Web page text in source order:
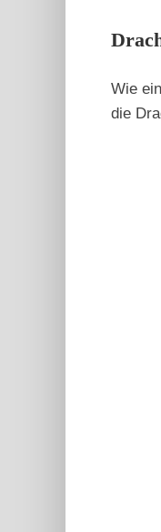
Wie
die